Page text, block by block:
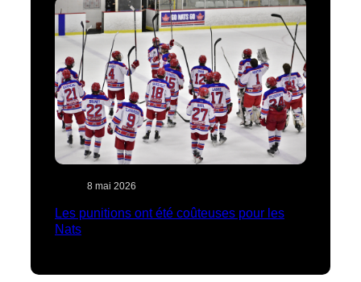
8 mai 2026
Les punitions ont été coûteuses pour les
Nats